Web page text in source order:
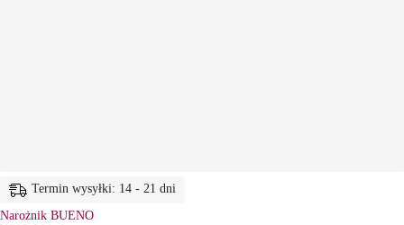
Termin wysyłki: 14 - 21 dni
Narożnik BUENO